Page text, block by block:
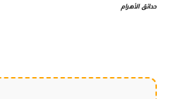
حدائق الأهرام